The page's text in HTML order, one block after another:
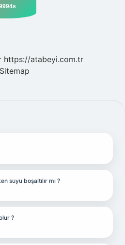
https://atabeyi.com.tr
Sitemap
suyu boşaltılır mı ?
?